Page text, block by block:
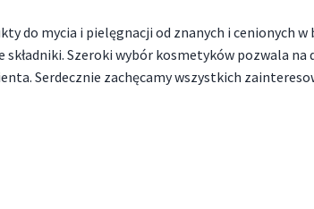
do mycia i pielęgnacji od znanych i cenionych w
Szeroki wybór kosmetyków pozwala
Serdecznie zachęcamy wszystkich